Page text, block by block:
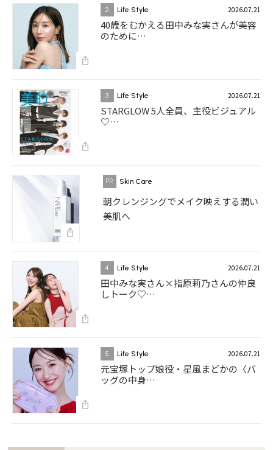
2 Life Style 2026.07.21
40歳をむかえる田中みな実さんが美容
のために…
3 Life Style 2026.07.21
STARGLOW 5人全員、主役ビジュアル
♡…
Skin Care
朝クレンジングでメイク映えする潤い
美肌へ
4 Life Style 2026.07.21
田中みな実さん×指原莉乃さんの仲良
しトーク♡…
5 Life Style 2026.07.21
元宝塚トップ娘役・星風まどかの〈バ
ッグの中身…